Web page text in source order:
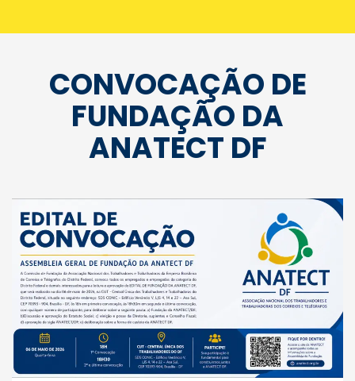
CONVOCAÇÃO DE
FUNDAÇÃO DA
ANATECT DF